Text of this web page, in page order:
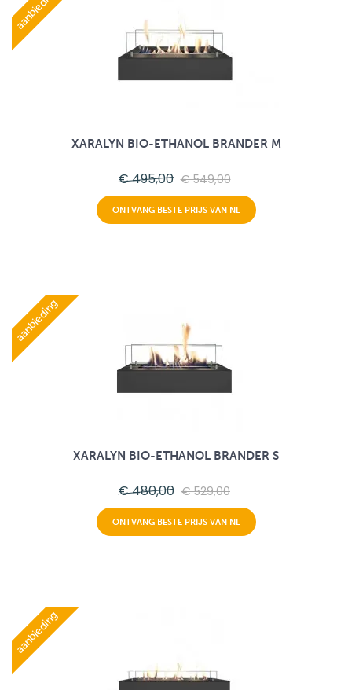
XARALYN BIO-ETHANOL BRANDER M
€ 495,00 € 549,00
ONTVANG BESTE PRIJS VAN NL
aanbieding
XARALYN BIO-ETHANOL BRANDER S
€ 480,00 € 529,00
ONTVANG BESTE PRIJS VAN NL
aanbieding